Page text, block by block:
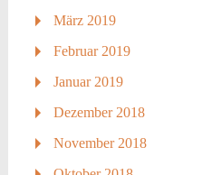
März 2019
Februar 2019
Januar 2019
Dezember 2018
November 2018